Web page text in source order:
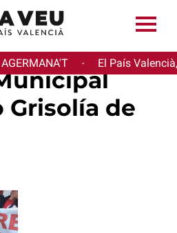
· El País
Grisolía de